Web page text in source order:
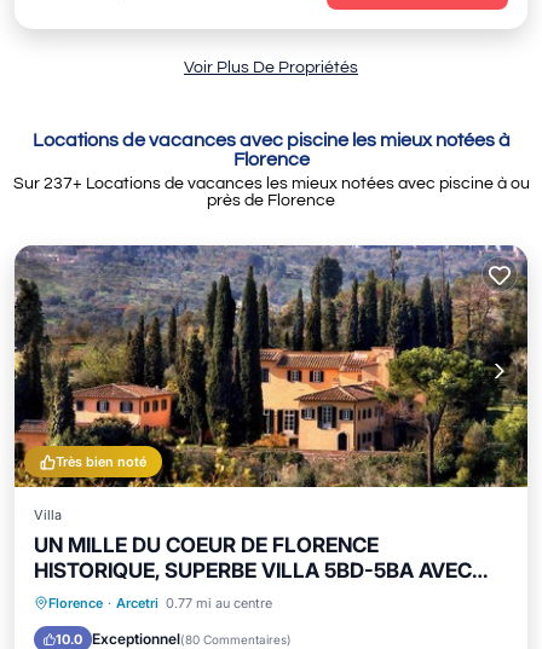
Voir Plus De Propriétés
Locations de vacances avec piscine les mieux notées à
Florence
Sur 237+ Locations de vacances les mieux notées avec piscine à ou
près de Florence
Très bien noté
Villa
UN MILLE DU COEUR DE FLORENCE
HISTORIQUE, SUPERBE VILLA 5BD-5BA AVEC
PISCINE CHAUFFÉE!
Florence · Arcetri 0.77 mi au centre
10.0 Exceptionnel(80 Commentaires)
Piscine privée
Petit-déjeuner
Parking
Piscine